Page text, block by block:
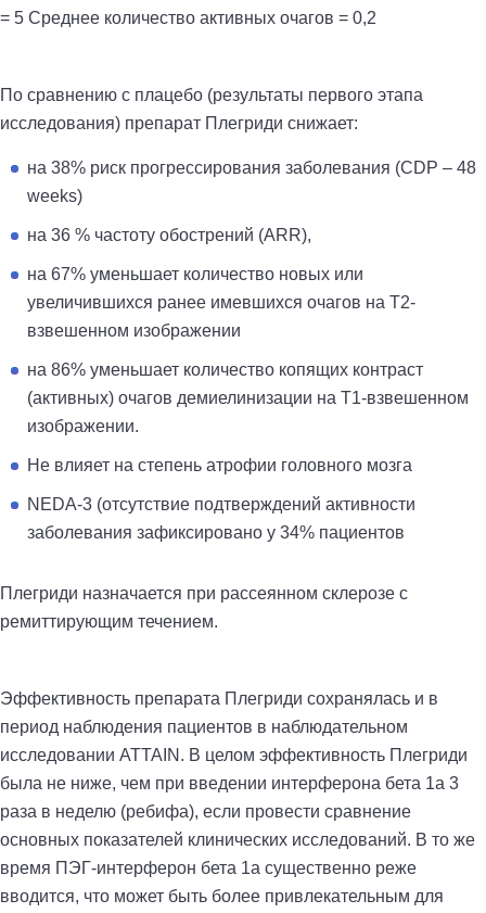
= 5 Среднее количество активных очагов = 0,2
По сравнению с плацебо (результаты первого этапа
исследования) препарат Плегриди снижает:
на 38% риск прогрессирования заболевания (CDP – 48
weeks)
на 36 % частоту обострений (ARR),
на 67% уменьшает количество новых или
увеличившихся ранее имевшихся очагов на Т2-
взвешенном изображении
на 86% уменьшает количество копящих контраст
(активных) очагов демиелинизации на Т1-взвешенном
изображении.
Не влияет на степень атрофии головного мозга
NEDA-3 (отсутствие подтверждений активности
заболевания зафиксировано у 34% пациентов
Плегриди назначается при рассеянном склерозе с
ремиттирующим течением.
Эффективность препарата Плегриди сохранялась и в
период наблюдения пациентов в наблюдательном
исследовании ATTAIN. В целом эффективность Плегриди
была не ниже, чем при введении интерферона бета 1а 3
раза в неделю (ребифа), если провести сравнение
основных показателей клинических исследований. В то же
время ПЭГ-интерферон бета 1а существенно реже
вводится, что может быть более привлекательным для